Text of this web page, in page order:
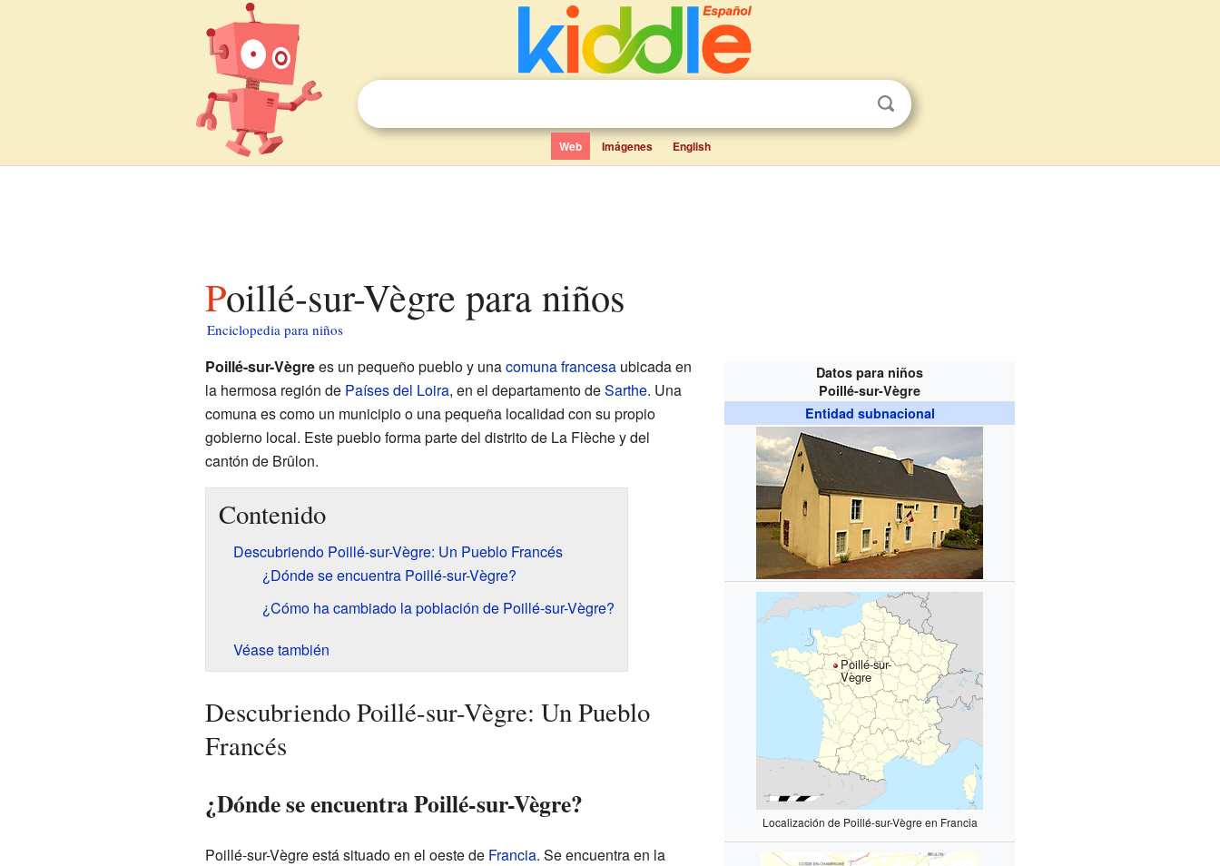
Web Imágenes English
Poillé-sur-Vègre para niños
Enciclopedia para niños
Datos para niños
Poillé-sur-Vègre
Entidad subnacional
Poillé-sur-
Vègre
Localización de Poillé-sur-Vègre en Francia
Poillé-sur-Vègrees un pequeño pueblo y unacomuna francesaubicada en
la hermosa región de Países del Loira, en el departamento deSarthe. Una
comuna es como un municipio o una pequeña localidad con su propio
gobierno local. Este pueblo forma parte del distrito de La Flèche y del
cantón de Brûlon.
Contenido
Descubriendo Poillé-sur-Vègre: Un Pueblo Francés
¿Dónde se encuentra Poillé-sur-Vègre?
¿Cómo ha cambiado la población de Poillé-sur-Vègre?
Véase también
Descubriendo Poillé-sur-Vègre: Un Pueblo
Francés
¿Dónde se encuentra Poillé-sur-Vègre?
Poillé-sur-Vègre está situado en el oeste de Francia. Se encuentra en la